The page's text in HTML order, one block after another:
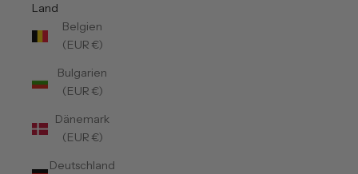
Land
Belgien
(EUR €)
Bulgarien
(EUR €)
Dänemark
(EUR €)
Deutschland